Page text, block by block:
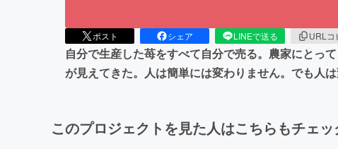
ポスト シェア LINEで送る URLコ
自分で生産した苺をすべて自分で売る。農家にとっ
が見えてきた。人は簡単には変わりません。でも人
このプロジェクトを見た人はこちらもチェ